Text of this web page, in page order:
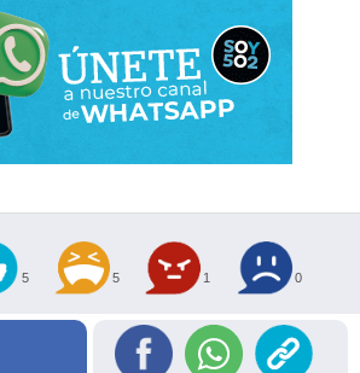
5 5 1 0